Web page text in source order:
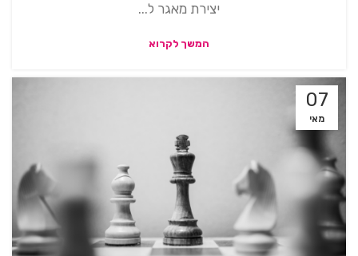
יצירת מאגר ל...
המשך לקרוא
07
מאי